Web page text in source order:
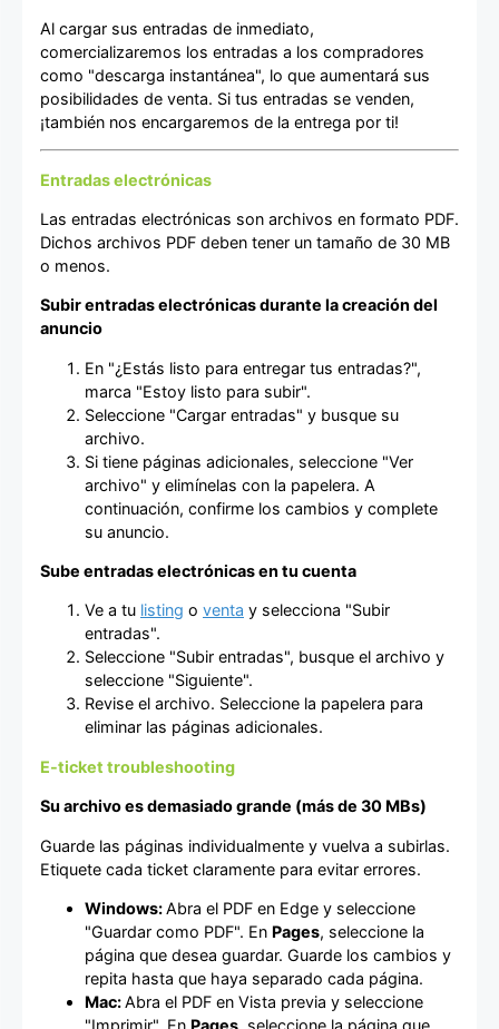
Al cargar sus entradas de inmediato,
comercializaremos los entradas a los compradores
como "descarga instantánea", lo que aumentará sus
posibilidades de venta. Si tus entradas se venden,
¡también nos encargaremos de la entrega por ti!
Entradas electrónicas
Las entradas electrónicas son archivos en formato PDF.
Dichos archivos PDF deben tener un tamaño de 30 MB
o menos.
Subir entradas electrónicas durante la creación del
anuncio
En "¿Estás listo para entregar tus entradas?",
marca "Estoy listo para subir".
Seleccione "Cargar entradas" y busque su
archivo.
Si tiene páginas adicionales, seleccione "Ver
archivo" y elimínelas con la papelera. A
continuación, confirme los cambios y complete
su anuncio.
Sube entradas electrónicas en tu cuenta
Ve a tu listing o venta y selecciona "Subir
entradas".
Seleccione "Subir entradas", busque el archivo y
seleccione "Siguiente".
Revise el archivo. Seleccione la papelera para
eliminar las páginas adicionales.
E-ticket troubleshooting
Su archivo es demasiado grande (más de 30 MBs)
Guarde las páginas individualmente y vuelva a subirlas.
Etiquete cada ticket claramente para evitar errores.
Windows:Abra el PDF en Edge y seleccione
"Guardar como PDF". En Pages, seleccione la
página que desea guardar. Guarde los cambios y
repita hasta que haya separado cada página.
Mac:Abra el PDF en Vista previa y seleccione
"Imprimir". En Pages , seleccione la página que